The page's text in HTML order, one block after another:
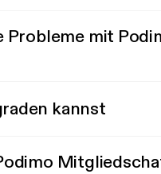
Probleme mit
kannst